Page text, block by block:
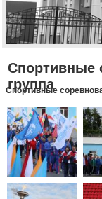
Спортивные
группа
Спортивные